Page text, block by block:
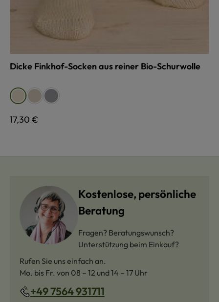
Dicke Finkhof-Socken aus reiner Bio-Schurwolle
Farbe auswählen
naturweiß
beige grau
Regulärer Preis:
17,30 €
Kostenlose, persönliche
Beratung
Fragen? Beratungswunsch?
Unterstützung beim Einkauf?
Rufen Sie uns einfach an.
Mo. bis Fr. von 08 – 12 und 14 – 17 Uhr
+49 7564 931711